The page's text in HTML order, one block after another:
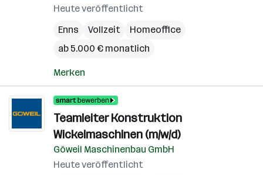
Heute veröffentlicht
Enns
Vollzeit
Homeoffice
ab 5.000 € monatlich
Merken
Teamleiter Konstruktion
Wickelmaschinen (m/w/d)
Göweil Maschinenbau GmbH
Heute veröffentlicht